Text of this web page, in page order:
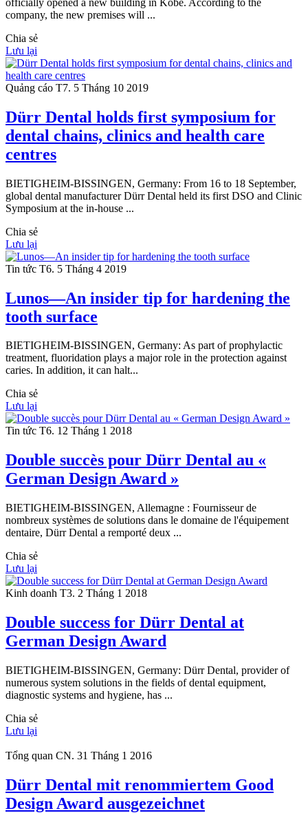
company, the new premises will ...
Chia sẻ
Lưu lại
Quảng cáo T7. 5 Tháng 10 2019
Dürr Dental holds first symposium for
dental chains, clinics and health care
centres
BIETIGHEIM-BISSINGEN, Germany: From 16 to 18 September,
global dental manufacturer Dürr Dental held its first DSO and Clinic
Symposium at the in-house ...
Chia sẻ
Lưu lại
Tin tức T6. 5 Tháng 4 2019
Lunos—An insider tip for hardening the
tooth surface
BIETIGHEIM-BISSINGEN, Germany: As part of prophylactic
treatment, fluoridation plays a major role in the protection against
caries. In addition, it can halt...
Chia sẻ
Lưu lại
Tin tức T6. 12 Tháng 1 2018
Double succès pour Dürr Dental au «
German Design Award »
BIETIGHEIM-BISSINGEN, Allemagne : Fournisseur de
nombreux systèmes de solutions dans le domaine de l'équipement
dentaire, Dürr Dental a remporté deux ...
Chia sẻ
Lưu lại
Kinh doanh T3. 2 Tháng 1 2018
Double success for Dürr Dental at
German Design Award
BIETIGHEIM-BISSINGEN, Germany: Dürr Dental, provider of
numerous system solutions in the fields of dental equipment,
diagnostic systems and hygiene, has ...
Chia sẻ
Lưu lại
Tổng quan CN. 31 Tháng 1 2016
Dürr Dental mit renommiertem Good
Design Award ausgezeichnet